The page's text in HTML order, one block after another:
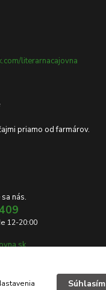
literarnacajovna
priamo od farmárov.
nás.
12-20:00
Súhlasím